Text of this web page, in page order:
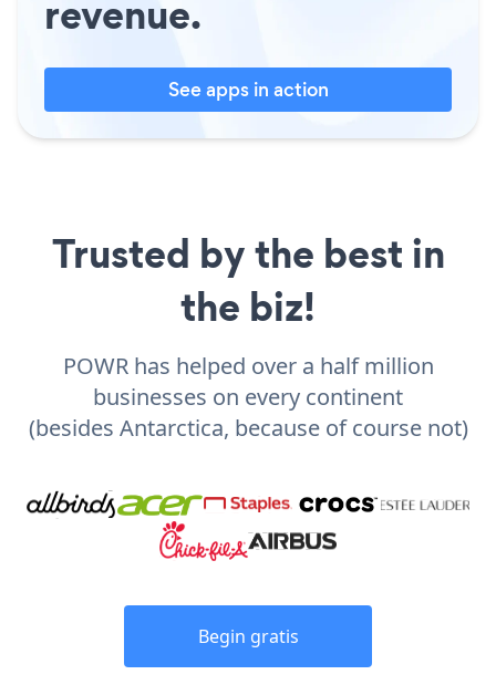
revenue.
See apps in action
Trusted by the best in
the biz!
POWR has helped over a half million
businesses on every continent
(besides Antarctica, because of course not)
Begin gratis